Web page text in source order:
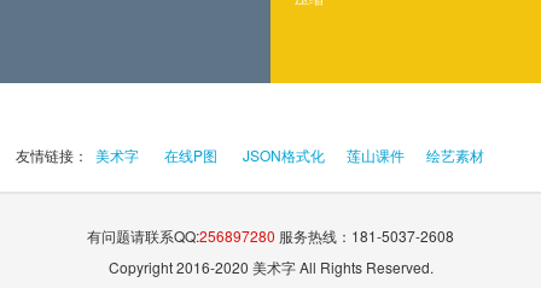
友情链接：美术字 在线P图 JSON格式化 莲山课件 绘艺素材
有问题请联系QQ:256897280 服务热线：181-5037-2608
Copyright 2016-2020 美术字 All Rights Reserved.